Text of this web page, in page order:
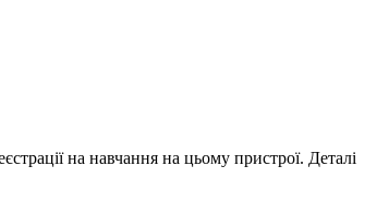
на навчання на цьому пристрої. Деталі